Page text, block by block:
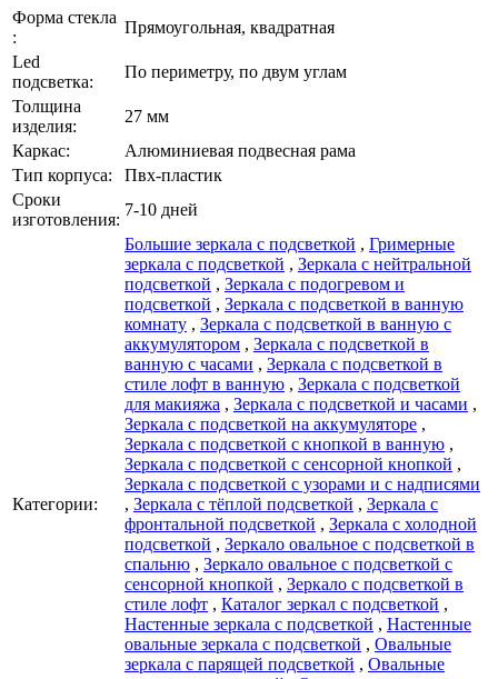
Форма стекла
:
Прямоугольная, квадратная
Led
подсветка:
По периметру, по двум углам
Толщина
изделия:
27 мм
Каркаc:
Алюминиевая подвесная рама
Тип корпуса:
Пвх-пластик
Сроки
изготовления:
7-10 дней
Категории:
Большие зеркала с подсветкой , Гримерные
зеркала с подсветкой , Зеркала с нейтральной
подсветкой , Зеркала с подогревом и
подсветкой , Зеркала с подсветкой в ванную
комнату , Зеркала с подсветкой в ванную с
аккумулятором , Зеркала с подсветкой в
ванную с часами , Зеркала с подсветкой в
стиле лофт в ванную , Зеркала с подсветкой
для макияжа , Зеркала с подсветкой и часами ,
Зеркала с подсветкой на аккумуляторе ,
Зеркала с подсветкой с кнопкой в ванную ,
Зеркала с подсветкой с сенсорной кнопкой ,
Зеркала с подсветкой с узорами и с надписями
, Зеркала с тёплой подсветкой , Зеркала с
фронтальной подсветкой , Зеркала с холодной
подсветкой , Зеркало овальное с подсветкой в
спальню , Зеркало овальное с подсветкой с
сенсорной кнопкой , Зеркало с подсветкой в
стиле лофт , Каталог зеркал c подсветкой ,
Настенные зеркала с подсветкой , Настенные
овальные зеркала с подсветкой , Овальные
зеркала с парящей подсветкой , Овальные